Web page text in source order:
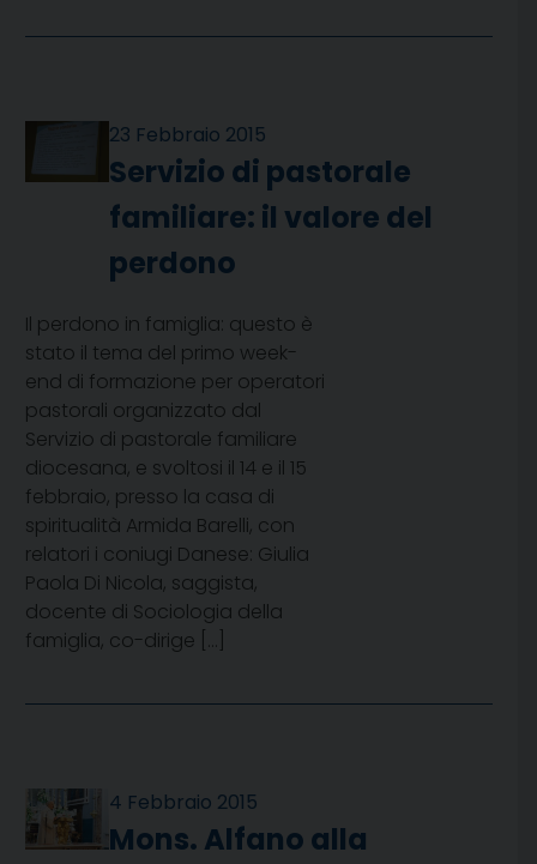
23 Febbraio 2015
Servizio di pastorale
familiare: il valore del
perdono
Il perdono in famiglia: questo è
stato il tema del primo week-
end di formazione per operatori
pastorali organizzato dal
Servizio di pastorale familiare
diocesana, e svoltosi il 14 e il 15
febbraio, presso la casa di
spiritualità Armida Barelli, con
relatori i coniugi Danese: Giulia
Paola Di Nicola, saggista,
docente di Sociologia della
famiglia, co-dirige […]
4 Febbraio 2015
Mons. Alfano alla